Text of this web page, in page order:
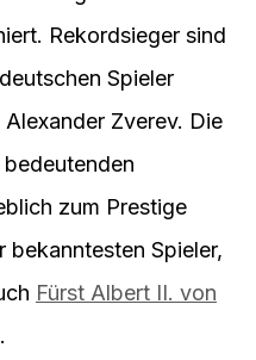
Rekordsieger sind
Spieler
Zverev. Die
zum Prestige
bekanntesten Spieler,
Fürst Albert II. von